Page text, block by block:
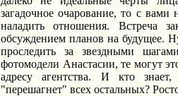
загадочное очарование, то с вами
наладить отношения. Встреча
обсуждением планов на будущее.
проследить за звездными
фотомодели Анастасии, те могут
адресу агентства. И кто
"перешагнет" всех остальных?